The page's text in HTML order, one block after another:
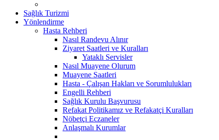
Sağlık Turizmi
Yönlendirme
Hasta Rehberi
Nasıl Randevu Alınır
Ziyaret Saatleri ve Kuralları
Yataklı Servisler
Nasıl Muayene Olurum
Muayene Saatleri
Hasta - Çalışan Hakları ve Sorumlulukları
Engelli Rehberi
Sağlık Kurulu Başvurusu
Refakat Politikamız ve Refakatçi Kuralları
Nöbetçi Eczaneler
Anlaşmalı Kurumlar